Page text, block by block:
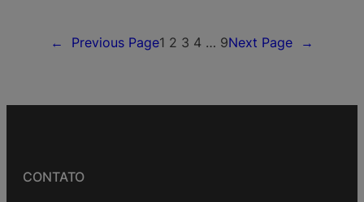
← Previous Page1 2 3 4 … 9Next Page →
CONTATO